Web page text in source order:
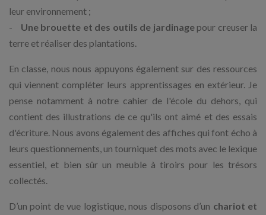
leur environnement ;
- Une brouette et des outils de jardinagepour creuser la
terre et réaliser des plantations.
En classe, nous nous appuyons également sur des ressources
qui viennent compléter leurs apprentissages en extérieur. Je
pense notamment à notre cahier de l'école du dehors, qui
contient des illustrations de ce qu'ils ont aimé et des essais
d'écriture. Nous avons également des affiches qui font écho à
leurs questionnements, un tourniquet des mots avec le lexique
essentiel, et bien sûr un meuble à tiroirs pour les trésors
collectés.
D’un point de vue logistique, nous disposons d’un chariot et